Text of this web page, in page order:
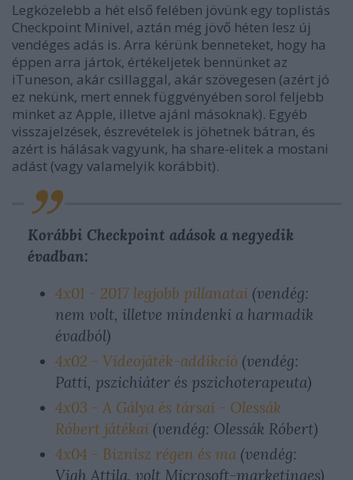
Legközelebb a hét első felében jövünk egy toplistás
Checkpoint Minivel, aztán még jövő héten lesz új
vendéges adás is. Arra kérünk benneteket, hogy ha
éppen arra jártok, értékeljetek bennünket az
iTuneson, akár csillaggal, akár szövegesen (azért jó
ez nekünk, mert ennek függvényében sorol feljebb
minket az Apple, illetve ajánl másoknak). Egyéb
visszajelzések, észrevételek is jöhetnek bátran, és
azért is hálásak vagyunk, ha share-elitek a mostani
adást (vagy valamelyik korábbit).
Korábbi Checkpoint adások a negyedik
évadban:
4x01 - 2017 legjobb pillanatai (vendég:
nem volt, illetve mindenki a harmadik
évadból)
4x02 - Videojáték-addikció (vendég:
Patti, pszichiáter és pszichoterapeuta)
4x03 - A Gálya és társai - Olessák
Róbert játékai (vendég: Olessák Róbert)
4x04 - Biznisz régen és ma (vendég:
Vigh Attila, volt Microsoft-marketinges)